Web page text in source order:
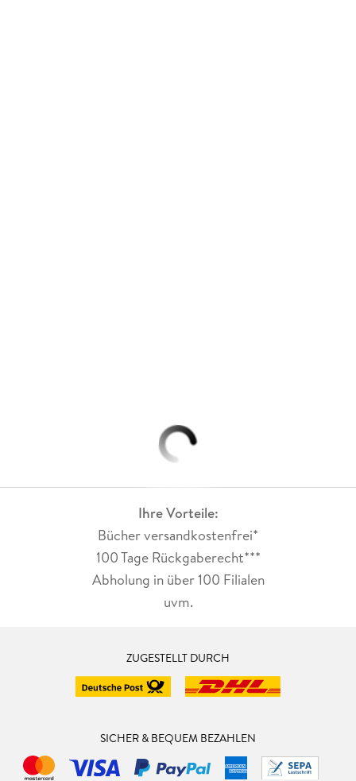
Ihre Vorteile:
Bücher versandkostenfrei*
100 Tage Rückgaberecht***
Abholung in über 100 Filialen
uvm.
ZUGESTELLT DURCH
SICHER & BEQUEM BEZAHLEN